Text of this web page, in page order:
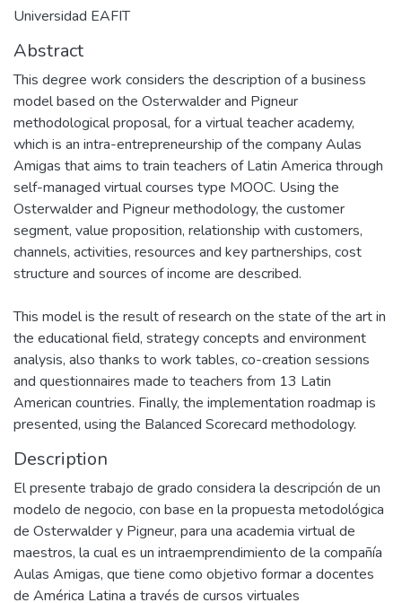
Universidad EAFIT
Abstract
This degree work considers the description of a business
model based on the Osterwalder and Pigneur
methodological proposal, for a virtual teacher academy,
which is an intra-entrepreneurship of the company Aulas
Amigas that aims to train teachers of Latin America through
self-managed virtual courses type MOOC. Using the
Osterwalder and Pigneur methodology, the customer
segment, value proposition, relationship with customers,
channels, activities, resources and key partnerships, cost
structure and sources of income are described.
This model is the result of research on the state of the art in
the educational field, strategy concepts and environment
analysis, also thanks to work tables, co-creation sessions
and questionnaires made to teachers from 13 Latin
American countries. Finally, the implementation roadmap is
presented, using the Balanced Scorecard methodology.
Description
El presente trabajo de grado considera la descripción de un
modelo de negocio, con base en la propuesta metodológica
de Osterwalder y Pigneur, para una academia virtual de
maestros, la cual es un intraemprendimiento de la compañía
Aulas Amigas, que tiene como objetivo formar a docentes
de América Latina a través de cursos virtuales